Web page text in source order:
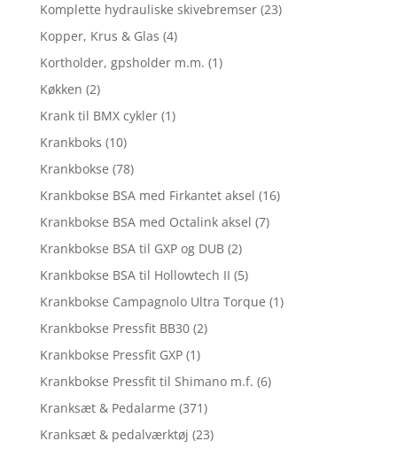
Komplette hydrauliske skivebremser (23)
Kopper, Krus & Glas (4)
Kortholder, gpsholder m.m. (1)
Køkken (2)
Krank til BMX cykler (1)
Krankboks (10)
Krankbokse (78)
Krankbokse BSA med Firkantet aksel (16)
Krankbokse BSA med Octalink aksel (7)
Krankbokse BSA til GXP og DUB (2)
Krankbokse BSA til Hollowtech II (5)
Krankbokse Campagnolo Ultra Torque (1)
Krankbokse Pressfit BB30 (2)
Krankbokse Pressfit GXP (1)
Krankbokse Pressfit til Shimano m.f. (6)
Kranksæt & Pedalarme (371)
Kranksæt & pedalværktøj (23)